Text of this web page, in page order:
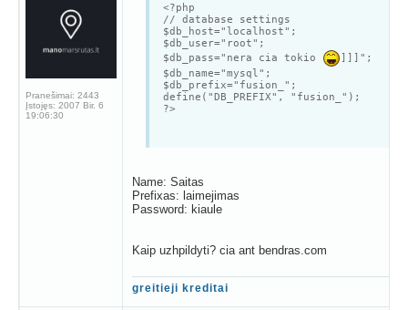
Pranešimai: 2443
Įstojęs: 2007 Bir. 6
19:06:30
<?php
// database settings
$db_host="localhost";
$db_user="root";
$db_pass="nera cia tokio
]]]";
$db_name="mysql";
$db_prefix="fusion_";
define("DB_PREFIX", "fusion_");
?>
Name: Saitas
Prefixas: laimejimas
Password: kiaule
Kaip uzhpildyti? cia ant bendras.com
greitieji kreditai